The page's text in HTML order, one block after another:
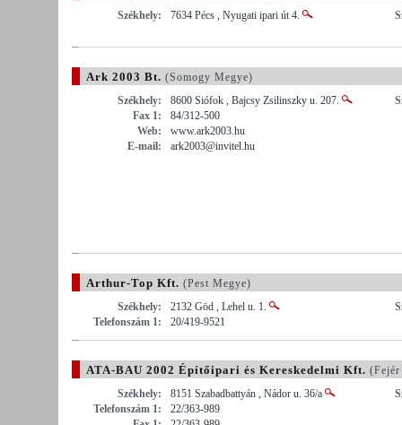
Székhely:
7634 Pécs , Nyugati ipari út 4.
Ark 2003 Bt. (Somogy Megye)
Székhely:
8600 Siófok , Bajcsy Zsilinszky u. 207.
Fax 1:
84/312-500
Web:
www.ark2003.hu
E-mail:
ark2003@invitel.hu
Arthur-Top Kft. (Pest Megye)
Székhely:
2132 Göd , Lehel u. 1.
Telefonszám 1:
20/419-9521
ATA-BAU 2002 Építőipari és Kereskedelmi Kft.
Székhely:
8151 Szabadbattyán , Nádor u. 36/a
Telefonszám 1:
22/363-989